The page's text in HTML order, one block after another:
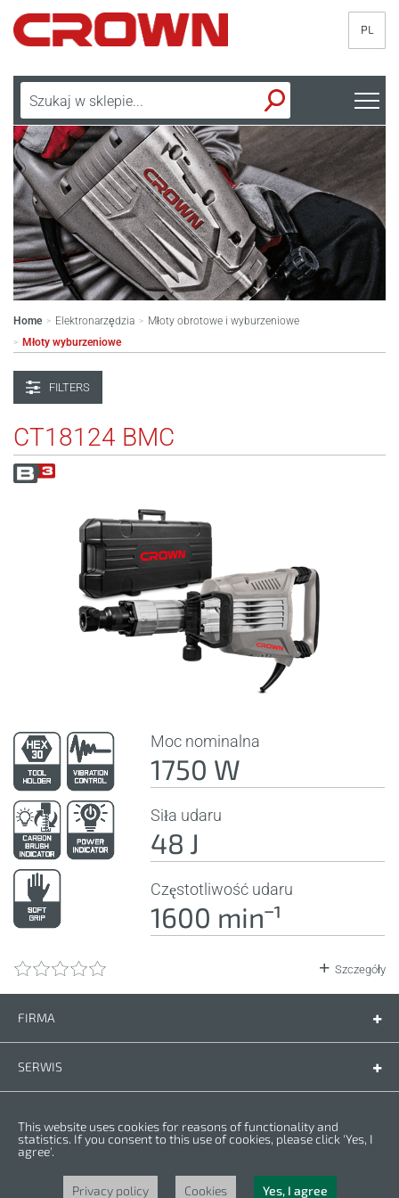
PL
Home > Elektronarzędzia > Młoty obrotowe i wyburzeniowe
> Młoty wyburzeniowe
FILTERS
CT18124 BMC
Moc nominalna
1750 W
Siła udaru
48 J
Częstotliwość udaru
1600 minˉ¹
Szczegóły
FIRMA
SERWIS
Warunki gwarancji
Polityka prywatności
Cookies
Copyright © 2023 CROWN. Wszelkie prawa zastrzeżone. CROWN jest
zarejestrowanym znakiem handlowym. | CROWN należy do grupy Merit Link.
This website uses cookies for reasons of functionality and
statistics. If you consent to this use of cookies, please click 'Yes, I
agree'.
Privacy policy Cookies Yes, I agree